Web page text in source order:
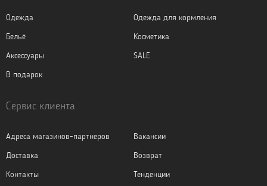
Одежда
Одежда для кормления
Бельё
Косметика
Аксессуары
SALE
В подарок
Сервис клиента
Адреса магазинов-партнеров
Вакансии
Доставка
Возврат
Контакты
Тенденции